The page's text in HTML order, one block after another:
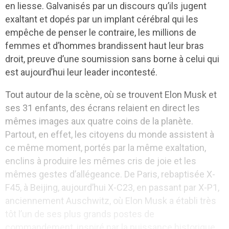
en liesse. Galvanisés par un discours qu’ils jugent
exaltant et dopés par un implant cérébral qui les
empêche de penser le contraire, les millions de
femmes et d’hommes brandissent haut leur bras
droit, preuve d’une soumission sans borne à celui qui
est aujourd’hui leur leader incontesté.
Tout autour de la scène, où se trouvent Elon Musk et
ses 31 enfants, des écrans relaient en direct les
mêmes images aux quatre coins de la planète.
Partout, en effet, les citoyens du monde assistent à
ce même moment, portés par la même exaltation,
enclins à produire les mêmes cris de joie et les
mêmes gestes d’allégeance. De Paris, rebaptisée X-
F45, à Beijing, aujourd’hui X-C23, en passant par X-P1,
anciennement Auschwitz, où Elon Musk a établi très